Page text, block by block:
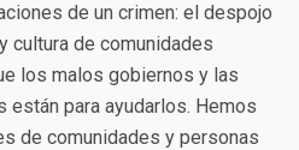
de un crimen: el despojo
cultura de comunidades
los malos gobiernos y las
para ayudarlos. Hemos
de comunidades y personas